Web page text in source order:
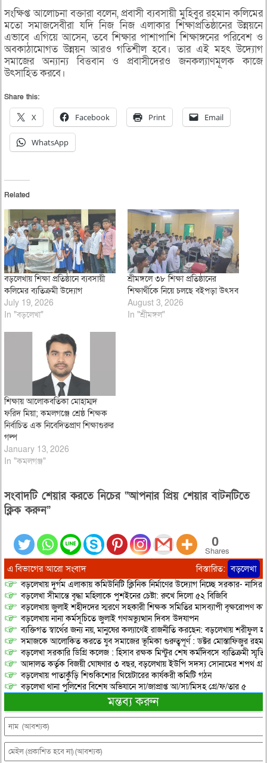
সংক্ষিপ্ত আলোচনা বক্তারা বলেন, প্রবাসী ব্যবসায়ী মুহিবুর রহমান কলিমের
মতো সমাজসেবীরা যদি নিজ নিজ এলাকার শিক্ষাপ্রতিষ্ঠানের উন্নয়নে
এভাবে এগিয়ে আসেন, তবে শিক্ষার পাশাপাশি শিক্ষাঙ্গনের পরিবেশ ও
অবকাঠামোগত উন্নয়ন আরও গতিশীল হবে। তার এই মহৎ উদ্যোগ
সমাজের অন্যান্য বিত্তবান ও প্রবাসীদেরও জনকল্যাণমূলক কাজে
উৎসাহিত করবে।
Share this:
X Facebook Print Email
WhatsApp
Related
বড়লেখায় শিক্ষা প্রতিষ্ঠানে ব্যবসায়ী
কলিমের ব্যতিক্রমী উদ্যোগ
July 19, 2026
In "বড়লেখা"
শ্রীমঙ্গলে ৩৮ শিক্ষা প্রতিষ্ঠানের
শিক্ষার্থীকে নিয়ে চলছে বইপড়া উৎসব
August 3, 2026
In "শ্রীমঙ্গল"
শিক্ষায় আলোকবর্তিকা মোহাম্মদ
ফরিদ মিয়া; কমলগঞ্জে শ্রেষ্ঠ শিক্ষক
নির্বাচিত এক নিবেদিতপ্রাণ শিক্ষাগুরুর
গল্প
January 13, 2026
In "কমলগঞ্জ"
সংবাদটি শেয়ার করতে নিচের “আপনার প্রিয় শেয়ার বাটনটিতে
ক্লিক করুন”
0
Shares
এ বিভাগের আরো সংবাদ বিস্তারিত: বড়লেখা
বড়লেখায় দুর্গম এলাকায় কমিউনিটি ক্লিনিক নির্মাণের উদ্যোগ নিচ্ছে সরকার-
বড়লেখা সীমান্তে বৃদ্ধা মহিলাকে পুশইনের চেষ্টা: রুখে দিলো ৫২ বিজিবি
বড়লেখায় জুলাই শহীদদের স্মরণে সহকারী শিক্ষক সমিতির মাসব্যাপী বৃক্ষরোপণ
বড়লেখায় নানা কর্মসূচিতে জুলাই গণঅভ্যুত্থান দিবস উদযাপন
ব্যক্তিগত স্বার্থের জন্য নয়, মানুষের কল্যাণেই রাজনীতি করছেন: বড়লেখায় শরীফুল
সমাজকে আলোকিত করতে যুব সমাজের ভূমিকা গুরুত্বপূর্ণ : ডক্টর মোস্তাফিজুর
বড়লেখা সরকারি ডিগ্রি কলেজ : হিসাব রক্ষক মিন্টুর শেষ কর্মদিবসে ব্যতিক্রমী
আদালত কর্তৃক বিজয়ী ঘোষণার ৩ বছর, বড়লেখায় ইউপি সদস্য সোনামের শপথ
বড়লেখায় পাতাকুঁড়ি শিশুকিশোর থিয়েটারের কার্যকরী কমিটি গঠন
বড়লেখা থানা পুলিশের বিশেষ অভিযানে সা/জাপ্রাপ্ত আ/সা/মিসহ গ্রে/ফ/তার ৫
মন্তব্য করুন